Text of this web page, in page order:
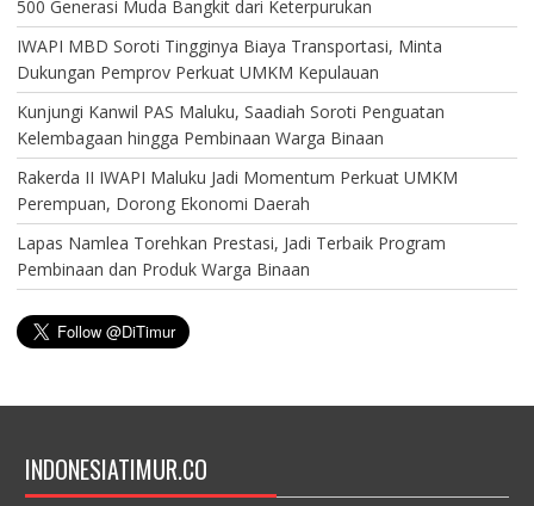
500 Generasi Muda Bangkit dari Keterpurukan
IWAPI MBD Soroti Tingginya Biaya Transportasi, Minta
Dukungan Pemprov Perkuat UMKM Kepulauan
Kunjungi Kanwil PAS Maluku, Saadiah Soroti Penguatan
Kelembagaan hingga Pembinaan Warga Binaan
Rakerda II IWAPI Maluku Jadi Momentum Perkuat UMKM
Perempuan, Dorong Ekonomi Daerah
Lapas Namlea Torehkan Prestasi, Jadi Terbaik Program
Pembinaan dan Produk Warga Binaan
INDONESIATIMUR.CO